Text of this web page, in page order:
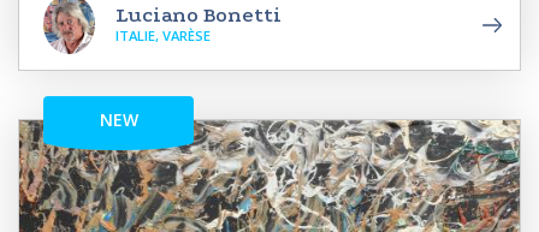
Luciano Bonetti
ITALIE, VARÈSE
NEW